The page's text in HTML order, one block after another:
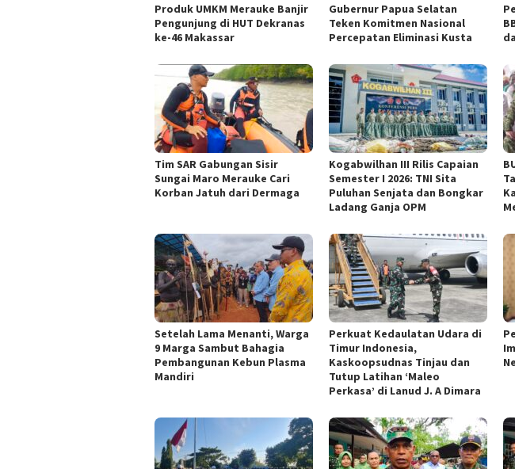
Produk UMKM Merauke Banjir
Pengunjung di HUT Dekranas
ke-46 Makassar
Gubernur Papua Selatan
Teken Komitmen Nasional
Percepatan Eliminasi Kusta
Tim SAR Gabungan Sisir
Sungai Maro Merauke Cari
Korban Jatuh dari Dermaga
Kogabwilhan III Rilis Capaian
Semester I 2026: TNI Sita
Puluhan Senjata dan Bongkar
Ladang Ganja OPM
Setelah Lama Menanti, Warga
9 Marga Sambut Bahagia
Pembangunan Kebun Plasma
Mandiri
Perkuat Kedaulatan Udara di
Timur Indonesia,
Kaskoopsudnas Tinjau dan
Tutup Latihan ‘Maleo
Perkasa’ di Lanud J. A Dimara